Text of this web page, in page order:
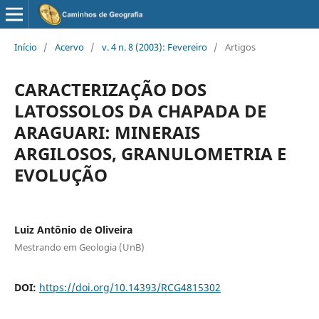
Início / Acervo / v. 4 n. 8 (2003): Fevereiro / Artigos
CARACTERIZAÇÃO DOS
LATOSSOLOS DA CHAPADA DE
ARAGUARI: MINERAIS
ARGILOSOS, GRANULOMETRIA E
EVOLUÇÃO
Luiz Antônio de Oliveira
Mestrando em Geologia (UnB)
DOI: https://doi.org/10.14393/RCG4815302